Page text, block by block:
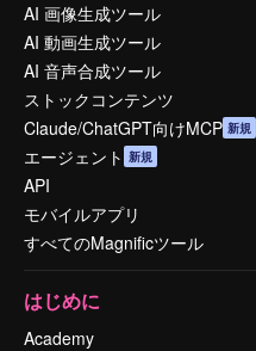
AI 画像生成ツール
AI 動画生成ツール
AI 音声合成ツール
ストックコンテンツ
Claude/ChatGPT向けMCP 新規
エージェント 新規
API
モバイルアプリ
すべてのMagnificツール
はじめに
Academy